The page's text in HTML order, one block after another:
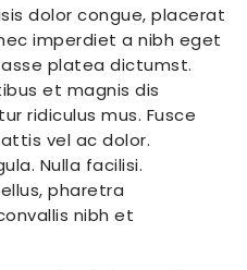
dolor congue, placerat
imperdiet a nibh eget
platea dictumst.
et magnis dis
ridiculus mus. Fusce
vel ac dolor.
Nulla facilisi.
pharetra
nibh et